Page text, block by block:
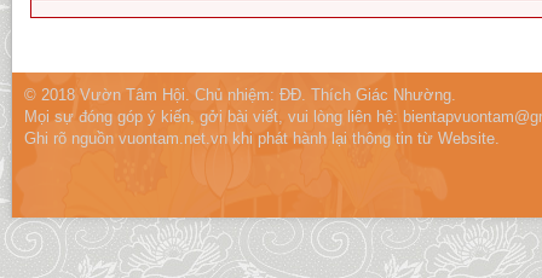
© 2018 Vườn Tâm Hội. Chủ nhiệm: ĐĐ. Thích Giác Nhường.
Mọi sự đóng góp ý kiến, gởi bài viết, vui lòng liên hệ:
Ghi rõ nguồn vuontam.net.vn khi phát hành lại thông tin từ Website.